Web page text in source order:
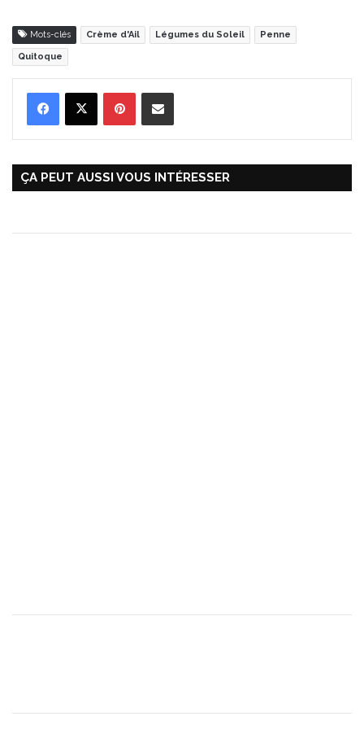
Mots-clés Crème d'Ail Légumes du Soleil Penne
Quitoque
ÇA PEUT AUSSI VOUS INTÉRESSER